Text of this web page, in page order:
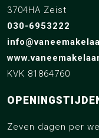
3704HA Zeist
030-6953222
KVK 81864760
Zeven dagen per